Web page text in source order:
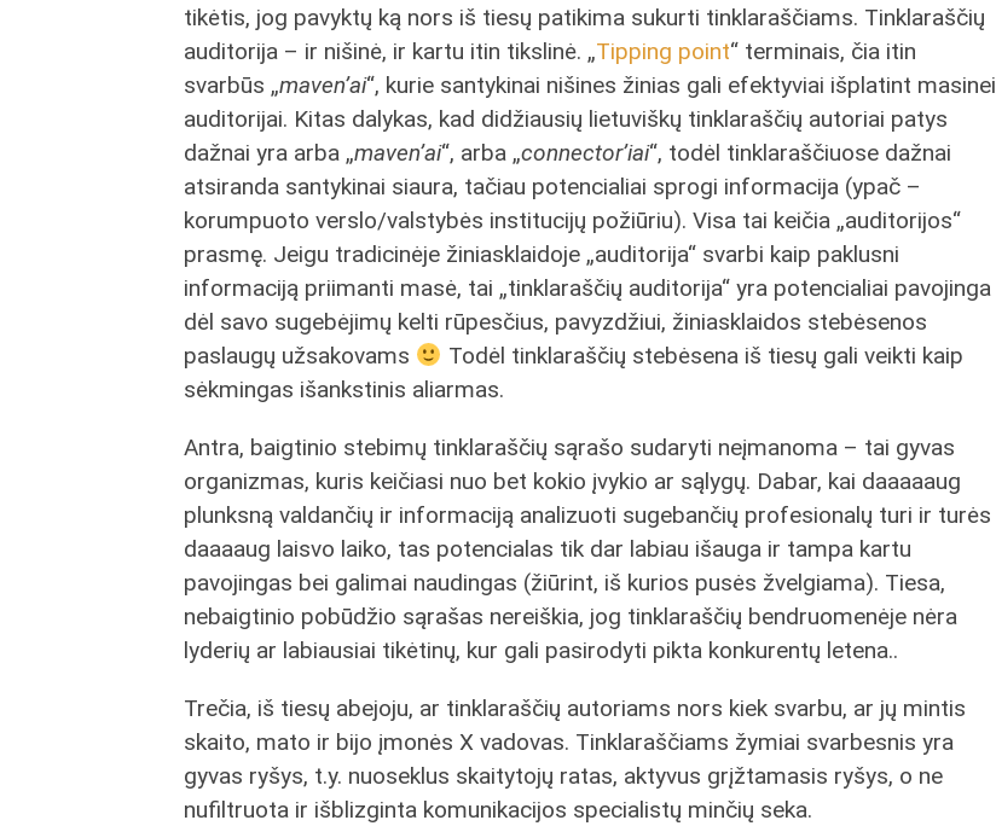
tikėtis, jog pavyktų ką nors iš tiesų patikima sukurti tinklaraščiams. Tinklaraščių
auditorija – ir nišinė, ir kartu itin tikslinė. „Tipping point“ terminais, čia itin
svarbūs „maven’ai“, kurie santykinai nišines žinias gali efektyviai išplatint masinei
auditorijai. Kitas dalykas, kad didžiausių lietuviškų tinklaraščių autoriai patys
dažnai yra arba „maven’ai“, arba „connector’iai“, todėl tinklaraščiuose dažnai
atsiranda santykinai siaura, tačiau potencialiai sprogi informacija (ypač –
korumpuoto verslo/valstybės institucijų požiūriu). Visa tai keičia „auditorijos“
prasmę. Jeigu tradicinėje žiniasklaidoje „auditorija“ svarbi kaip paklusni
informaciją priimanti masė, tai „tinklaraščių auditorija“ yra potencialiai pavojinga
dėl savo sugebėjimų kelti rūpesčius, pavyzdžiui, žiniasklaidos stebėsenos
paslaugų užsakovams
Todėl tinklaraščių stebėsena iš tiesų gali veikti kaip
sėkmingas išankstinis aliarmas.
Antra, baigtinio stebimų tinklaraščių sąrašo sudaryti neįmanoma – tai gyvas
organizmas, kuris keičiasi nuo bet kokio įvykio ar sąlygų. Dabar, kai daaaaaug
plunksną valdančių ir informaciją analizuoti sugebančių profesionalų turi ir turės
daaaaug laisvo laiko, tas potencialas tik dar labiau išauga ir tampa kartu
pavojingas bei galimai naudingas (žiūrint, iš kurios pusės žvelgiama). Tiesa,
nebaigtinio pobūdžio sąrašas nereiškia, jog tinklaraščių bendruomenėje nėra
lyderių ar labiausiai tikėtinų, kur gali pasirodyti pikta konkurentų letena..
Trečia, iš tiesų abejoju, ar tinklaraščių autoriams nors kiek svarbu, ar jų mintis
skaito, mato ir bijo įmonės X vadovas. Tinklaraščiams žymiai svarbesnis yra
gyvas ryšys, t.y. nuoseklus skaitytojų ratas, aktyvus grįžtamasis ryšys, o ne
nufiltruota ir išblizginta komunikacijos specialistų minčių seka.